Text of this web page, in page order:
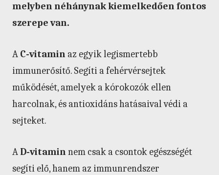
melyben néhánynak kiemelkedően fontos
szerepe van.
A C-vitamin az egyik legismertebb
immunerősítő. Segíti a fehérvérsejtek
működését, amelyek a kórokozók ellen
harcolnak, és antioxidáns hatásaival védi a
sejteket.
AD-vitaminnem csak a csontok egészségét
segíti elő, hanem az immunrendszer